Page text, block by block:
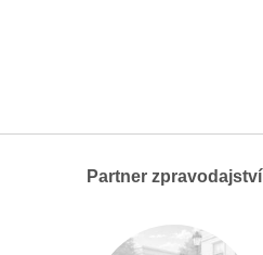
Partner zpravodajství